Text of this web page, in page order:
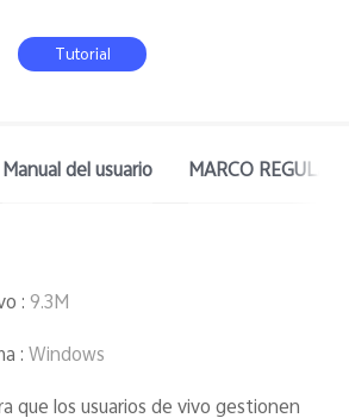
Tutorial
Manual del usuario MARCO
:9.3M
:Windows
que los usuarios de vivo gestionen